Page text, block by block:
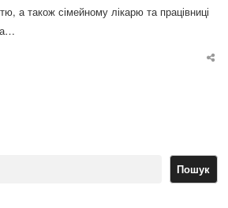
а також сімейному лікарю та працівниці
Пошук